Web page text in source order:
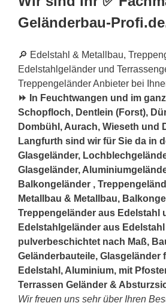
Geländerbau-
🔎 Edelstahl & Metallbau,
Edelstahlgeländer und
Treppengeländer Anbieter bei
⏩ In Feuchtwangen und im
Schopfloch, Dentlein (Forst),
Dombühl, Aurach, Wieseth und
Langfurth sind wir für Sie da in
Glasgeländer,
Glasgeländer,
Balkongeländer ,
Metallbau & Metallbau,
Treppengeländer aus Edelstahl
Edelstahlgeländer aus
pulverbeschichtet nach Maß,
Geländerbauteile, Glasgeländer
Edelstahl, Aluminium, mit
Terrassen Geländer &
Wir freuen uns sehr über Ihren